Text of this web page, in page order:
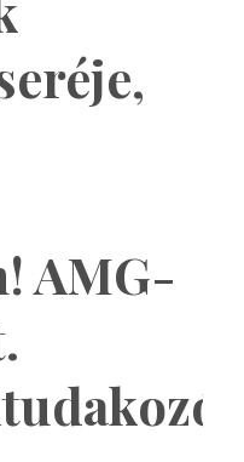
AMG-